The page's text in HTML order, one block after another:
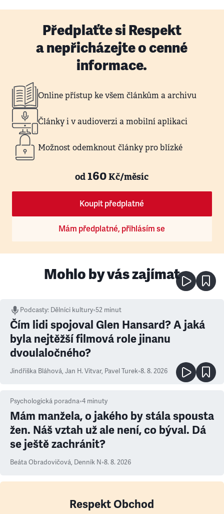
Předplaťte si Respekt
a nepřicházejte o cenné
informace.
Online přístup ke všem článkům a archivu
Články i v audioverzi a mobilní aplikaci
Možnost odemknout články pro blízké
od160Kč/měsíc
Koupit předplatné
Mám předplatné, přihlásím se
Mohlo by vás zajímat
Podcasty: Dělníci kultury•52 minut
Čím lidi spojoval Glen Hansard? A jaká
byla nejtěžší filmová role jinanu
dvoulaločného?
Jindřiška Bláhová, Jan H. Vitvar, Pavel Turek•8. 8. 2026
Psychologická poradna•4 minuty
Mám manžela, o jakého by stála spousta
žen. Náš vztah už ale není, co býval. Dá
se ještě zachránit?
Beáta Obradovičová, Denník N•8. 8. 2026
Respekt Obchod